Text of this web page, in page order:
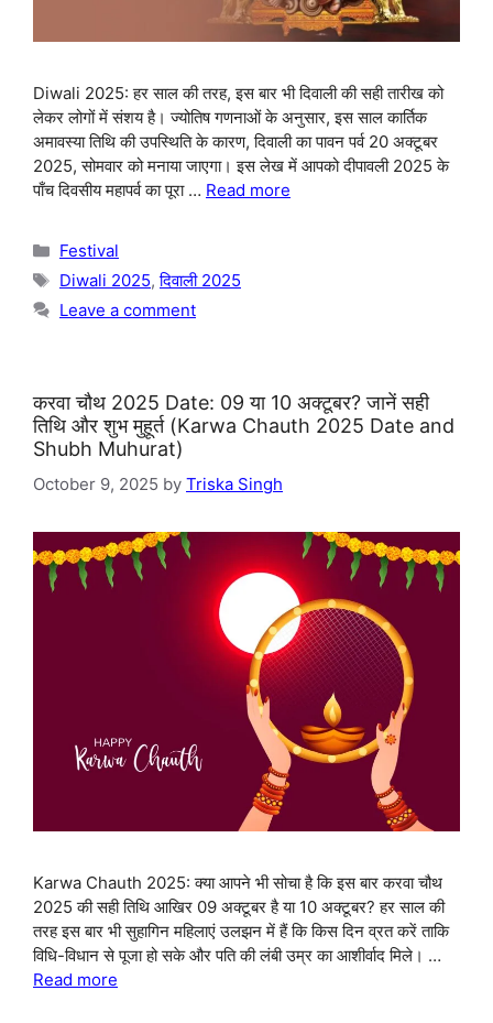
Diwali 2025: हर साल की तरह, इस बार भी दिवाली की सही तारीख को
लेकर लोगों में संशय है। ज्योतिष गणनाओं के अनुसार, इस साल कार्तिक
अमावस्या तिथि की उपस्थिति के कारण, दिवाली का पावन पर्व 20 अक्टूबर
2025, सोमवार को मनाया जाएगा। इस लेख में आपको दीपावली 2025 के
पाँच दिवसीय महापर्व का पूरा … Read more
Categories
Festival
Tags
Diwali 2025,दिवाली 2025
Leave a comment
करवा चौथ 2025 Date: 09 या 10 अक्टूबर? जानें सही
तिथि और शुभ मुहूर्त (Karwa Chauth 2025 Date and
Shubh Muhurat)
October 9, 2025 by Triska Singh
Karwa Chauth 2025: क्या आपने भी सोचा है कि इस बार करवा चौथ
2025 की सही तिथि आखिर 09 अक्टूबर है या 10 अक्टूबर? हर साल की
तरह इस बार भी सुहागिन महिलाएं उलझन में हैं कि किस दिन व्रत करें ताकि
विधि-विधान से पूजा हो सके और पति की लंबी उम्र का आशीर्वाद मिले। …
Read more